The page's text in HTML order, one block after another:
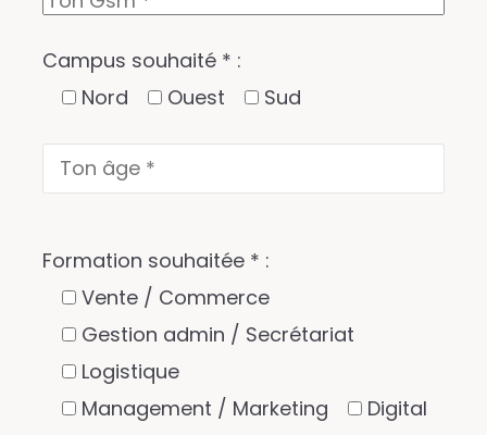
Campus souhaité * :
Nord
Ouest Sud
Formation souhaitée * :
Vente / Commerce
Gestion admin / Secrétariat
Logistique
Management / Marketing
Digital